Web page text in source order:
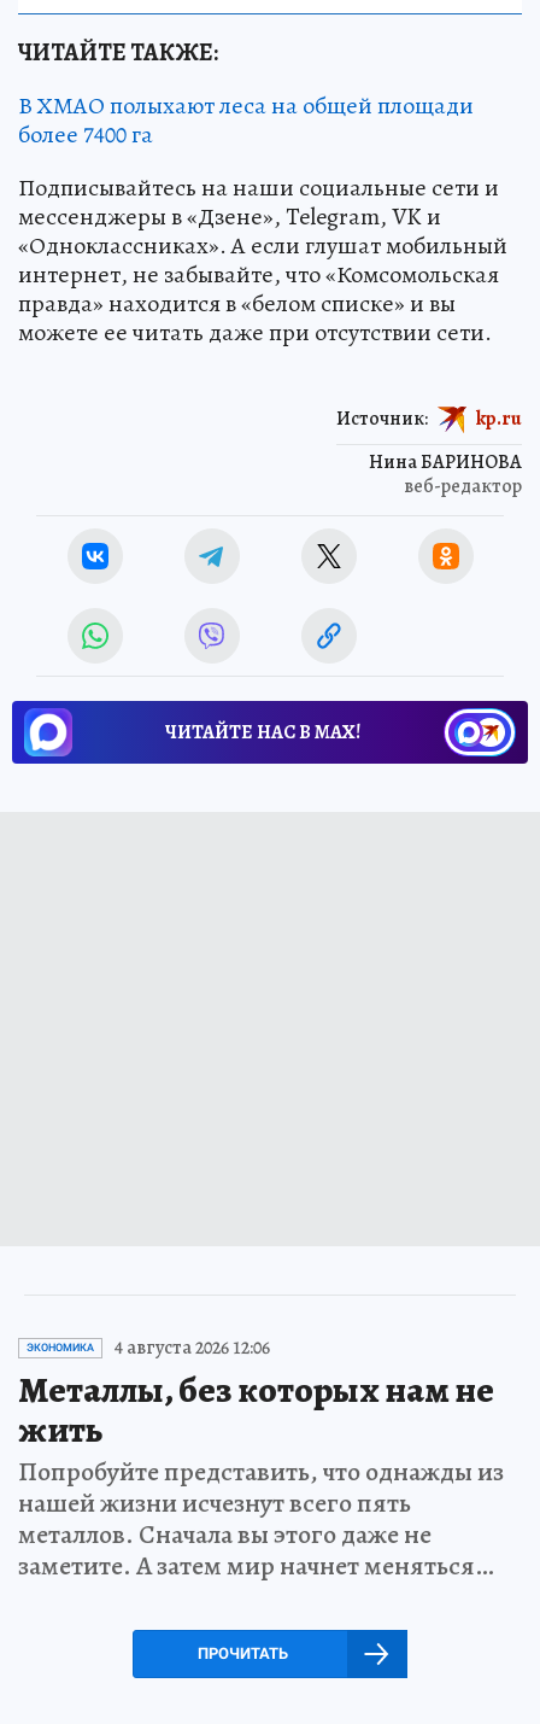
ЧИТАЙТЕ ТАКЖЕ:
В ХМАО полыхают леса на общей площади
более 7400 га
Подписывайтесь на наши социальные сети и
мессенджеры в «Дзене», Telegram, VK и
«Одноклассниках». А если глушат мобильный
интернет, не забывайте, что «Комсомольская
правда» находится в «белом списке» и вы
можете ее читать даже при отсутствии сети.
Нина БАРИНОВА
веб-редактор
Источник: kp.ru
ЧИТАЙТЕ НАС В МАХ!
ЭКОНОМИКА 4 августа 2026 12:06
Металлы, без которых нам не
жить
Попробуйте представить, что однажды из
нашей жизни исчезнут всего пять
металлов. Сначала вы этого даже не
заметите. А затем мир начнет меняться…
ПРОЧИТАТЬ